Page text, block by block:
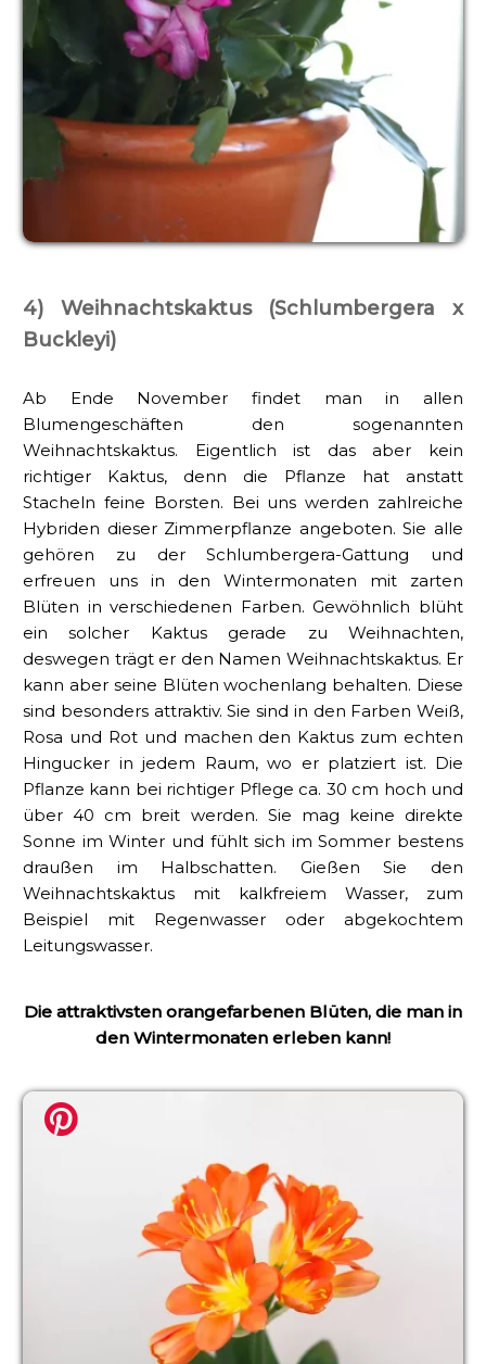
4) Weihnachtskaktus (Schlumbergera x
Buckleyi)
Ab Ende November findet man in allen
Blumengeschäften den sogenannten
Weihnachtskaktus. Eigentlich ist das aber kein
richtiger Kaktus, denn die Pflanze hat anstatt
Stacheln feine Borsten. Bei uns werden zahlreiche
Hybriden dieser Zimmerpflanze angeboten. Sie alle
gehören zu der Schlumbergera-Gattung und
erfreuen uns in den Wintermonaten mit zarten
Blüten in verschiedenen Farben. Gewöhnlich blüht
ein solcher Kaktus gerade zu Weihnachten,
deswegen trägt er den Namen Weihnachtskaktus. Er
kann aber seine Blüten wochenlang behalten. Diese
sind besonders attraktiv. Sie sind in den Farben Weiß,
Rosa und Rot und machen den Kaktus zum echten
Hingucker in jedem Raum, wo er platziert ist. Die
Pflanze kann bei richtiger Pflege ca. 30 cm hoch und
über 40 cm breit werden. Sie mag keine direkte
Sonne im Winter und fühlt sich im Sommer bestens
draußen im Halbschatten. Gießen Sie den
Weihnachtskaktus mit kalkfreiem Wasser, zum
Beispiel mit Regenwasser oder abgekochtem
Leitungswasser.
Die attraktivsten orangefarbenen Blüten, die man in
den Wintermonaten erleben kann!